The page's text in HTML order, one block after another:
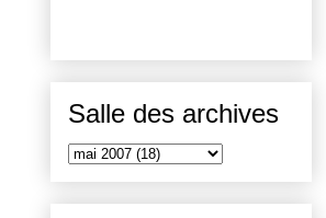
Salle des archives